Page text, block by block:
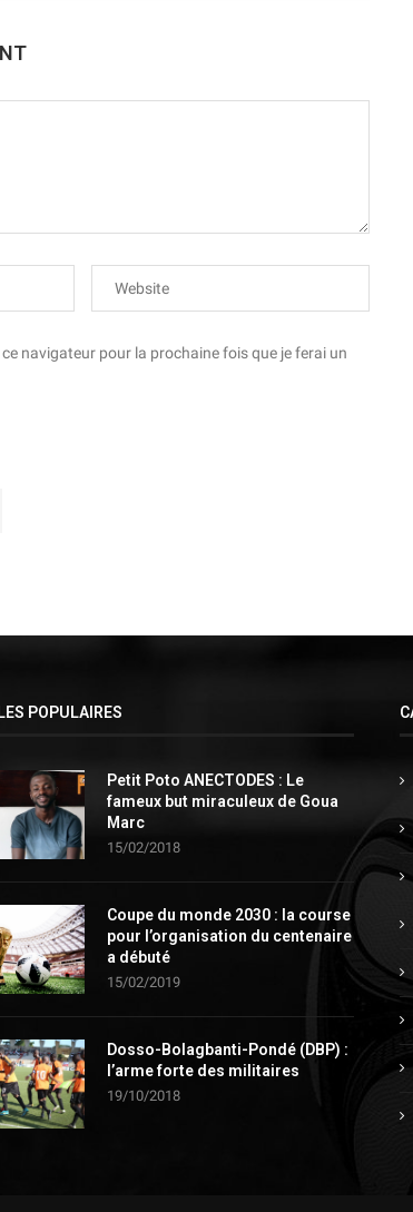
navigateur pour la prochaine fois que je ferai un
POPULAIRES
Petit Poto ANECTODES : Le
fameux but miraculeux de Goua
Marc
15/02/2018
Coupe du monde 2030 : la course
pour l’organisation du centenaire
a débuté
15/02/2019
Dosso-Bolagbanti-Pondé (DBP) :
l’arme forte des militaires
19/10/2018